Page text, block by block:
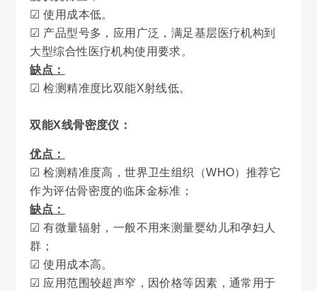
☑ 使用成本低。
☑ 产品型号多，应用广泛，满足基层医疗机构到
大型综合性医疗机构使用要求。
缺点：
☑ 检测精准度比双能X射线低。
双能X线骨密度仪 ：
优点：
☑ 检测精准度高，世界卫生组织（WHO）推荐它
作为评估骨密度的临床金标准；
缺点：
☑ 有微量辐射，一般不用来测量婴幼儿和孕妇人
群；
☑ 使用成本高。
☑ 应用范围较超声窄，因价格等因素，通常用于